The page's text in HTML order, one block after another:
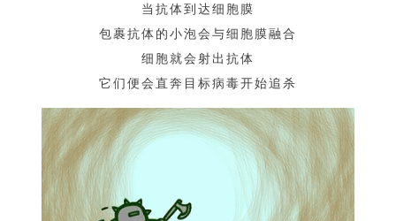
当抗体到达细胞膜
包裹抗体的小泡会与细胞膜融合
细胞就会射出抗体
它们便会直奔目标病毒开始追杀